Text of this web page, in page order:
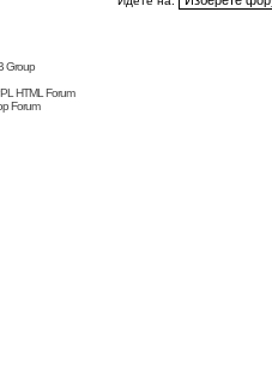
Group
HTML Forum
Forum